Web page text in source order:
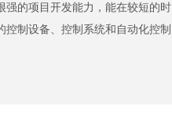
强的项目开发能力，能在较短的时
制设备、控制系统和自动化控制